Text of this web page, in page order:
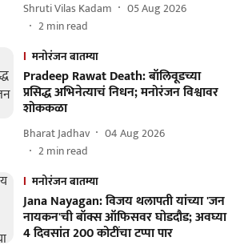
Shruti Vilas Kadam
05 Aug 2026
2min read
मनोरंजन बातम्या
Pradeep Rawat Death: बॉलिवूडच्या
प्रसिद्ध अभिनेत्याचं निधन; मनोरंजन विश्वावर
शोककळा
Bharat Jadhav
04 Aug 2026
2min read
मनोरंजन बातम्या
Jana Nayagan: विजय थलापती यांच्या 'जन
नायकन'ची बॉक्स ऑफिसवर घोडदौड; अवघ्या
4 दिवसांत 200 कोटींचा टप्पा पार